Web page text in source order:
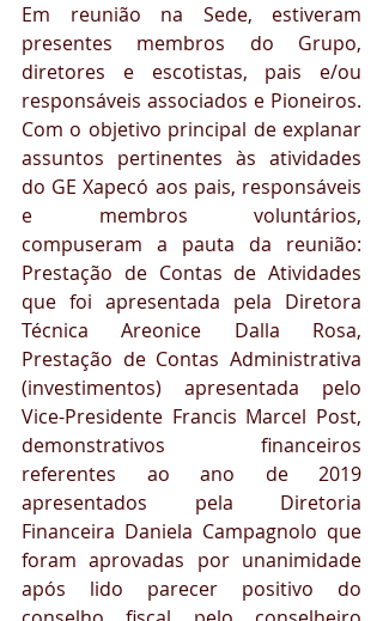
Em reunião na Sede, estiveram
presentes membros do Grupo,
diretores e escotistas, pais e/ou
responsáveis associados e Pioneiros.
Com o objetivo principal de explanar
assuntos pertinentes às atividades
do GE Xapecó aos pais, responsáveis
e membros voluntários,
compuseram a pauta da reunião:
Prestação de Contas de Atividades
que foi apresentada pela Diretora
Técnica Areonice Dalla Rosa,
Prestação de Contas Administrativa
(investimentos) apresentada pelo
Vice-Presidente Francis Marcel Post,
demonstrativos financeiros
referentes ao ano de 2019
apresentados pela Diretoria
Financeira Daniela Campagnolo que
foram aprovadas por unanimidade
após lido parecer positivo do